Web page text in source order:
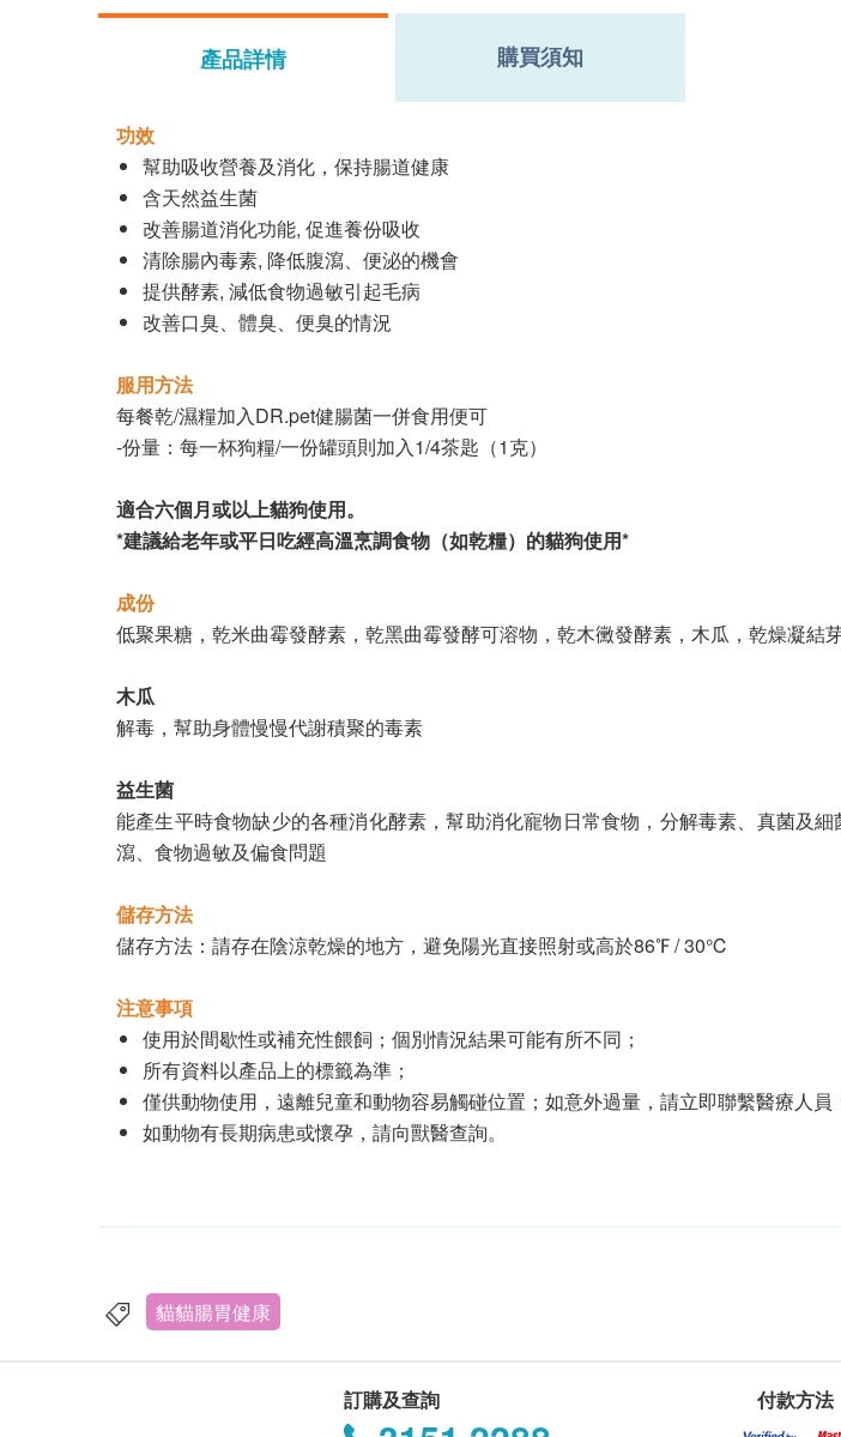
產品詳情 購買須知
功效
幫助吸收營養及消化，保持腸道健康
含天然益生菌
改善腸道消化功能, 促進養份吸收
清除腸內毒素, 降低腹瀉、便泌的機會
提供酵素, 減低食物過敏引起毛病
改善口臭、體臭、便臭的情況
服用方法
每餐乾/濕糧加入DR.pet健腸菌一併食用便可
-份量：每一杯狗糧/一份罐頭則加入1/4茶匙（1克）
適合六個月或以上貓狗使用。
*建議給老年或平日吃經高溫烹調食物（如乾糧）的貓狗使用*
成份
低聚果糖，乾米曲霉發酵素，乾黑曲霉發酵可溶物，乾木黴發酵素，木瓜，乾燥凝結
木瓜
解毒，幫助身體慢慢代謝積聚的毒素
益生菌
能產生平時食物缺少的各種消化酵素，幫助消化寵物日常食物，分解毒素、真菌及
瀉、食物過敏及偏食問題
儲存方法
儲存方法：請存在陰涼乾燥的地方，避免陽光直接照射或高於86℉ / 30℃
注意事項
使用於間歇性或補充性餵飼；個別情況結果可能有所不同；
所有資料以產品上的標籤為準；
僅供動物使用，遠離兒童和動物容易觸碰位置；如意外過量，請立即聯繫醫療人員
如動物有長期病患或懷孕，請向獸醫查詢。
貓貓腸胃健康
訂購及查詢 付款方法